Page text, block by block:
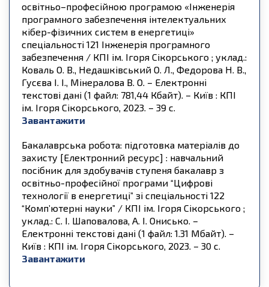
освітньо–професійною програмою «Інженерія
програмного забезпечення інтелектуальних
кібер-фізичних систем в енергетиці»
спеціальності 121 Інженерія програмного
забезпечення / КПІ ім. Ігоря Сікорського ; уклад.:
Коваль О. В., Недашківський О. Л., Федорова Н. В.,
Гусєва І. І., Мінералова В. О. – Електронні
текстові дані (1 файл: 781,44 Кбайт). – Київ : КПІ
ім. Ігоря Сікорського, 2023. – 39 с.
Завантажити
Бакалаврська робота: підготовка матеріалів до
захисту [Електронний ресурс] : навчальний
посібник для здобувачів ступеня бакалавр з
освітньо-професійної програми “Цифрові
технології в енергетиці” зі спеціальності 122
“Комп’ютерні науки” / КПІ ім. Ігоря Сікорського ;
уклад.: С. І. Шаповалова, А. І. Онисько. –
Електронні текстові дані (1 файл: 1.31 Мбайт). –
Київ : КПІ ім. Ігоря Сікорського, 2023. – 30 с.
Завантажити